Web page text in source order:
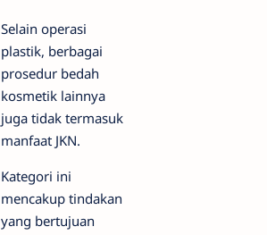
Selain operasi
plastik, berbagai
prosedur bedah
kosmetik lainnya
juga tidak termasuk
manfaat JKN.
Kategori ini
mencakup tindakan
yang bertujuan